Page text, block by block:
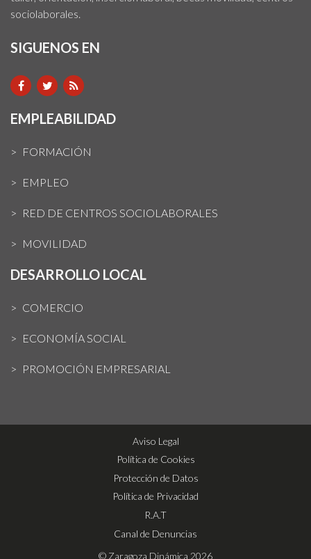
sociolaborales.
SIGUENOS EN
EMPLEABILIDAD
FORMACIÓN
EMPLEO
RED DE CENTROS SOCIOLABORALES
MOVILIDAD
DESARROLLO LOCAL
COMERCIO
ECONOMÍA SOCIAL
PROMOCIÓN EMPRESARIAL
Aviso Legal
Política de Cookies
Protección de Datos
Política de Privacidad
R.A.T
Canal de Denuncias
© Zaragoza Dinámica 2026